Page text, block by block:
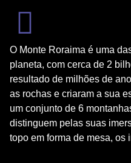
O Monte Roraima é uma
planeta, com cerca de 2
resultado de milhões de
as rochas e criaram a sua
um conjunto de 6
distinguem pelas suas
topo em forma de mesa, os